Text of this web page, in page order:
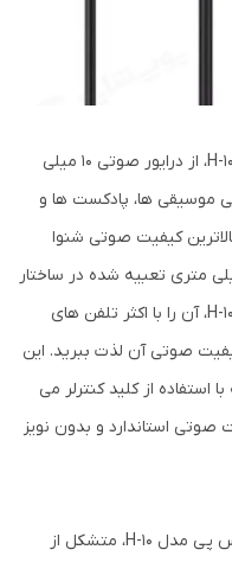
هندزفری سیمی استریو اف اس پی مدل H-10، از درایور صوتی 10 میلی
موسیقی ها، پادکست ها و
کیفیت صوتی شنوا
می توانید با استفاده از جک 3.5 میلی متری تعبیه شده در ساختار
هندزفری سیمی استریو اف اس پی مدل H-10، آن را با اکثر تلفن های
صوتی آن لذت ببرید. این
استفاده از کلید کنترلر می
صوتی استاندارد و بدون نویز
جنس بدنه هندزفری سیمی استریو اف اس پی مدل H-10، متشکل از